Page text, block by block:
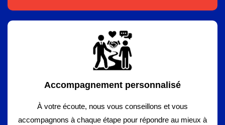
Accompagnement personnalisé
À votre écoute, nous vous conseillons et vous
accompagnons à chaque étape pour répondre au mieux à